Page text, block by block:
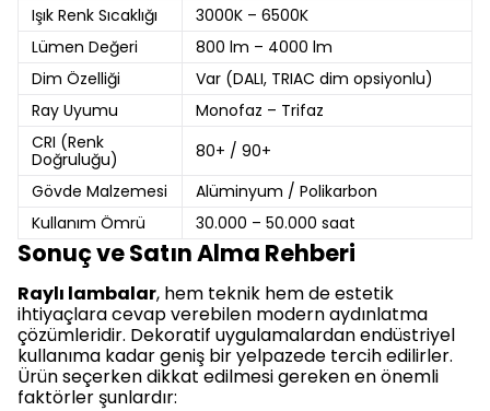
Işık Renk Sıcaklığı
3000K – 6500K
Lümen Değeri
800 lm – 4000 lm
Dim Özelliği
Var (DALI, TRIAC dim opsiyonlu)
Ray Uyumu
Monofaz – Trifaz
CRI (Renk
Doğruluğu)
80+ / 90+
Gövde Malzemesi
Alüminyum / Polikarbon
Kullanım Ömrü
30.000 – 50.000 saat
Sonuç ve Satın Alma Rehberi
Raylı lambalar, hem teknik hem de estetik
ihtiyaçlara cevap verebilen modern aydınlatma
çözümleridir. Dekoratif uygulamalardan endüstriyel
kullanıma kadar geniş bir yelpazede tercih edilirler.
Ürün seçerken dikkat edilmesi gereken en önemli
faktörler şunlardır: